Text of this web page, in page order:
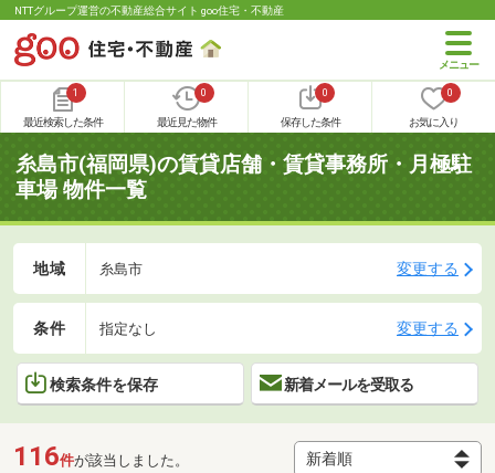
NTTグループ運営の不動産総合サイト goo住宅・不動産
1
最近検索した条件
0
最近見た物件
0
保存した条件
0
お気に入り
糸島市(福岡県)の賃貸店舗・賃貸事務所・月極駐
車場 物件一覧
地域 糸島市 変更する
条件 指定なし 変更する
検索条件を保存 新着メールを受取る
116件が該当しました。